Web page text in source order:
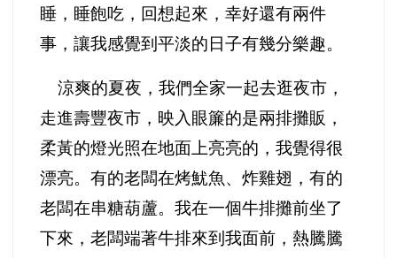
睡，睡飽吃，回想起來，幸好還有兩件
事，讓我感覺到平淡的日子有幾分樂趣。
涼爽的夏夜，我們全家一起去逛夜市，
走進壽豐夜市，映入眼簾的是兩排攤販，
柔黃的燈光照在地面上亮亮的，我覺得很
漂亮。有的老闆在烤魷魚、炸雞翅，有的
老闆在串糖葫蘆。我在一個牛排攤前坐了
下來，老闆端著牛排來到我面前，熱騰騰